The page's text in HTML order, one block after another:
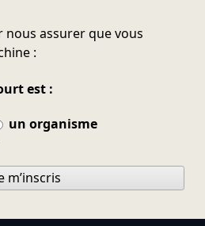
assurer que vous
:
est :
un organisme
m’inscris